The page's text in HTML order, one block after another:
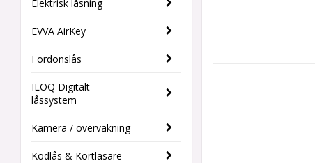
Elektrisk låsning
EVVA AirKey
Fordonslås
ILOQ Digitalt
låssystem
Kamera / övervakning
Kodlås & Kortläsare